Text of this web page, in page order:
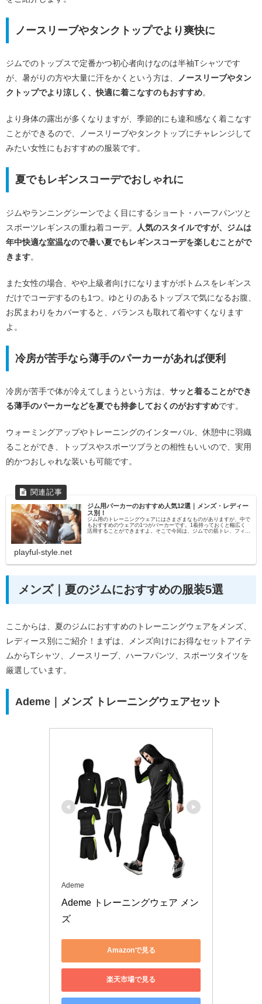
ノースリーブやタンクトップでより爽快に
ジムでのトップスで定番かつ初心者向けなのは半袖Tシャツです
が、暑がりの方や大量に汗をかくという方は、
ノースリーブやタン
クトップでより涼しく、快適に着こなすのもおすすめ。
より身体の露出が多くなりますが、季節的にも違和感なく着こなす
ことができるので、ノースリーブやタンクトップにチャレンジして
みたい女性にもおすすめの服装です。
夏でもレギンスコーデでおしゃれに
ジムやランニングシーンでよく目にするショート・ハーフパンツと
スポーツレギンスの重ね着コーデ。
人気のスタイルですが、ジムは
年中快適な室温なので暑い夏でもレギンスコーデを楽しむことがで
きます。
また女性の場合、やや上級者向けになりますがボトムスをレギンス
だけでコーデするのも1つ。ゆとりのあるトップスで気になるお腹、
お尻まわりをカバーすると、バランスも取れて着やすくなります
よ。
冷房が苦手なら薄手のパーカーがあれば便利
冷房が苦手で体が冷えてしまうという方は、 サッと着ることができ
る薄手のパーカーなどを夏でも持参しておくのがおすすめです。
ウォーミングアップやトレーニングのインターバル、休憩中に羽織
ることができ、トップスやスポーツブラとの相性もいいので、実用
的かつおしゃれな装いも可能です。
ジム用パーカーのおすすめ人気12選｜メンズ・レディー
ス別！
ジム用のトレーニングウェアにはさまざまなものがありますが、中で
もおすすめのウェアの1つがパーカーです。1着持っておくと幅広く
活用することができますよ。そこで今回は、ジムでの筋トレ、フィッ
playful-style.net
メンズ｜夏のジムにおすすめの服装5選
ここからは、夏のジムにおすすめのトレーニングウェアをメンズ、
レディース別にご紹介！まずは、メンズ向けにお得なセットアイテ
ムからTシャツ、ノースリーブ、ハーフパンツ、スポーツタイツを
厳選しています。
Ademe｜メンズ トレーニングウェアセット
Ademe
Ademe トレーニングウェア メン
ズ
Amazonで見る
楽天市場で見る